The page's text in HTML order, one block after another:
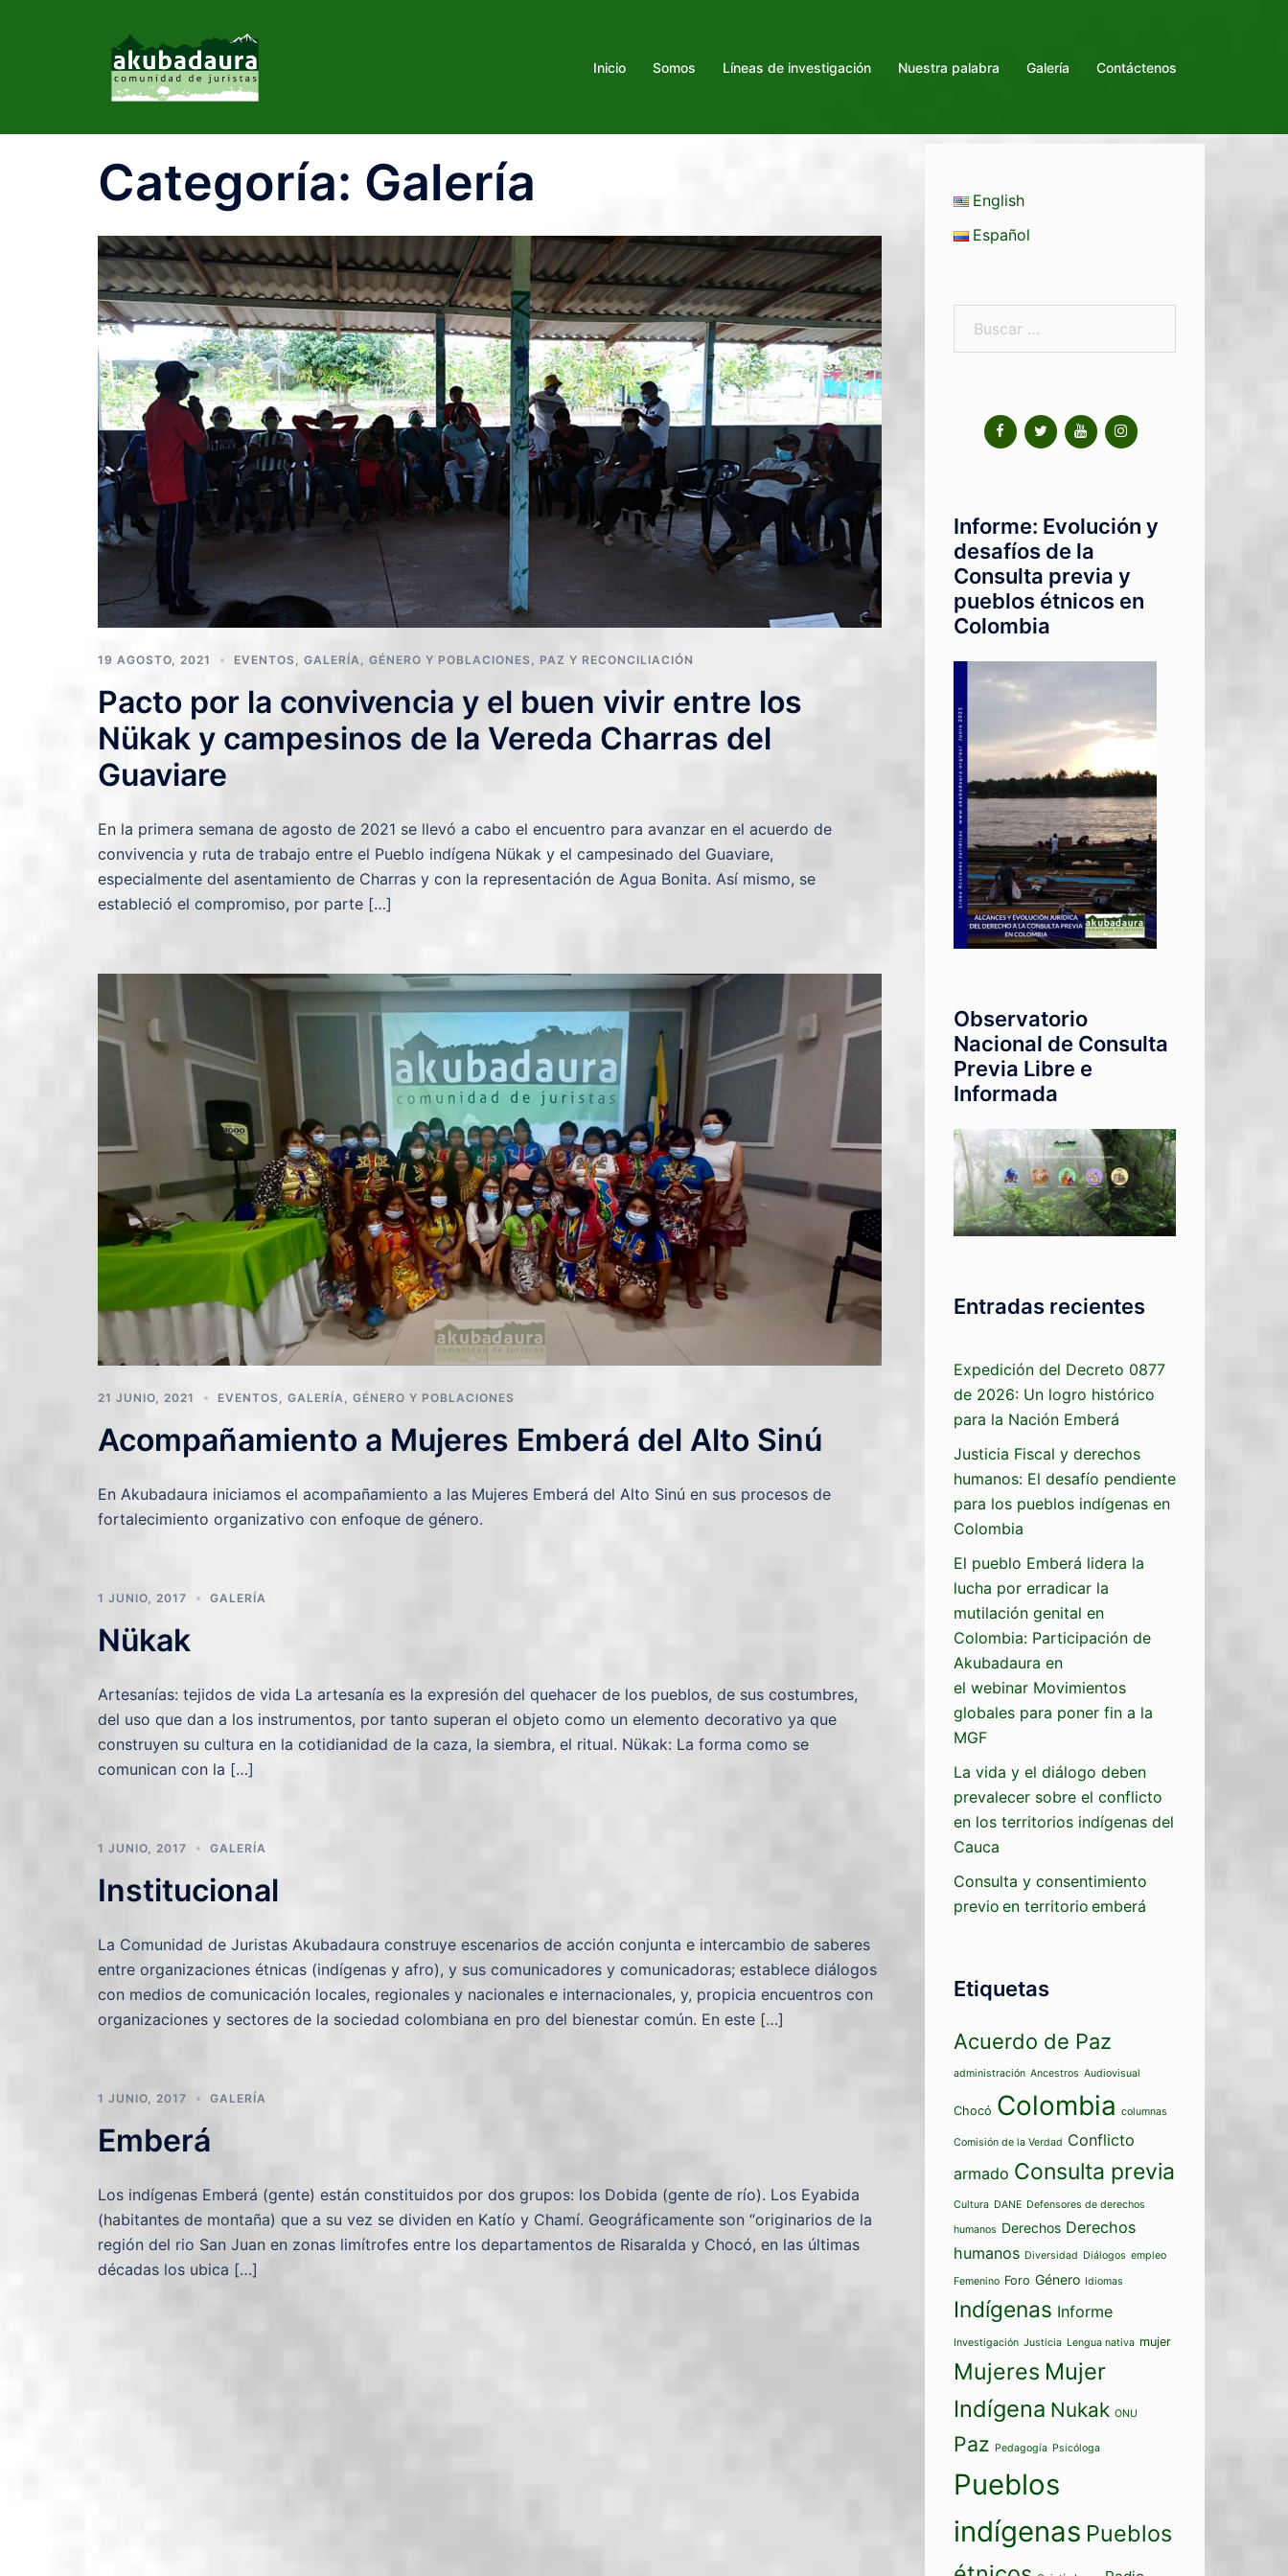
Inicio Somos Líneas de investigación Nuestra palabra Galería Contáctenos
Categoría: Galería
19 AGOSTO, 2021 EVENTOS GALERÍA GÉNERO Y POBLACIONES PAZ Y RECONCILIACIÓN
Pacto por la convivencia y el buen vivir entre los
Nükak y campesinos de la Vereda Charras del
Guaviare
En la primera semana de agosto de 2021 se llevó a cabo el encuentro para avanzar en el acuerdo de
convivencia y ruta de trabajo entre el Pueblo indígena Nükak y el campesinado del Guaviare,
especialmente del asentamiento de Charras y con la representación de Agua Bonita. Así mismo, se
estableció el compromiso, por parte […]
21 JUNIO, 2021 EVENTOS GALERÍA GÉNERO Y POBLACIONES
Acompañamiento a Mujeres Emberá del Alto Sinú
En Akubadaura iniciamos el acompañamiento a las Mujeres Emberá del Alto Sinú en sus procesos de
fortalecimiento organizativo con enfoque de género.
1 JUNIO, 2017 GALERÍA
Nükak
Artesanías: tejidos de vida La artesanía es la expresión del quehacer de los pueblos, de sus costumbres,
del uso que dan a los instrumentos, por tanto superan el objeto como un elemento decorativo ya que
construyen su cultura en la cotidianidad de la caza, la siembra, el ritual. Nükak: La forma como se
comunican con la […]
1 JUNIO, 2017 GALERÍA
Institucional
La Comunidad de Juristas Akubadaura construye escenarios de acción conjunta e intercambio de saberes
entre organizaciones étnicas (indígenas y afro), y sus comunicadores y comunicadoras; establece diálogos
con medios de comunicación locales, regionales y nacionales e internacionales, y, propicia encuentros con
organizaciones y sectores de la sociedad colombiana en pro del bienestar común. En este […]
1 JUNIO, 2017 GALERÍA
Emberá
Los indígenas Emberá (gente) están constituidos por dos grupos: los Dobida (gente de río). Los Eyabida
(habitantes de montaña) que a su vez se dividen en Katío y Chamí. Geográficamente son “originarios de la
región del rio San Juan en zonas limítrofes entre los departamentos de Risaralda y Chocó, en las últimas
décadas los ubica […]
English
Español
Informe: Evolución y
desafíos de la
Consulta previa y
pueblos étnicos en
Colombia
Observatorio
Nacional de Consulta
Previa Libre e
Informada
Entradas recientes
Expedición del Decreto 0877
de 2026: Un logro histórico
para la Nación Emberá
Justicia Fiscal y derechos
humanos: El desafío pendiente
para los pueblos indígenas en
Colombia
El pueblo Emberá lidera la
lucha por erradicar la
mutilación genital en
Colombia: Participación de
Akubadaura en
el webinar Movimientos
globales para poner fin a la
MGF
La vida y el diálogo deben
prevalecer sobre el conflicto
en los territorios indígenas del
Cauca
Consulta y consentimiento
previo en territorio emberá
Etiquetas
Acuerdo de Paz
administración Ancestros Audiovisual
Chocó Colombia columnas
Comisión de la Verdad Conflicto
armado Consulta previa
Cultura DANE Defensores de derechos
humanos Derechos Derechos
humanos Diversidad Diálogos empleo
Femenino Foro Género Idiomas
Indígenas Informe
Investigación Justicia Lengua nativa mujer
Mujeres Mujer
Indígena Nukak ONU
Paz Pedagogía Psicóloga
Pueblos
indígenas Pueblos